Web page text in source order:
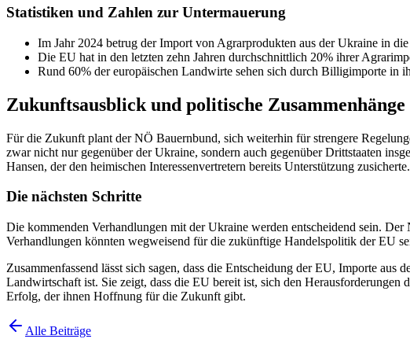
Statistiken und Zahlen zur Untermauerung
Im Jahr 2024 betrug der Import von Agrarprodukten aus der Ukraine in
Die EU hat in den letzten zehn Jahren durchschnittlich 20% ihrer
Rund 60% der europäischen Landwirte sehen sich durch Billigimporte in
Zukunftsausblick und politische Zusammenhänge
Für die Zukunft plant der NÖ Bauernbund, sich weiterhin für strengere
zwar nicht nur gegenüber der Ukraine, sondern auch gegenüber Drittstaaten
Hansen, der den heimischen Interessenvertretern bereits Unterstützung zusicherte.
Die nächsten Schritte
Die kommenden Verhandlungen mit der Ukraine werden entscheidend sein.
Verhandlungen könnten wegweisend für die zukünftige Handelspolitik der EU
Zusammenfassend lässt sich sagen, dass die Entscheidung der EU, Importe
Landwirtschaft ist. Sie zeigt, dass die EU bereit ist, sich den
Erfolg, der ihnen Hoffnung für die Zukunft gibt.
Alle Beiträge